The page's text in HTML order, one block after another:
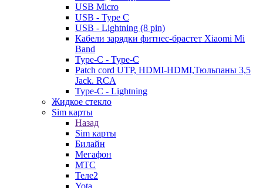
USB Micro
USB - Type C
USB - Lightning (8 pin)
Кабели зарядки фитнес-брастет Xiaomi Mi
Band
Type-C - Type-C
Patch cord UTP, HDMI-HDMI,Тюльпаны 3,5
Jack. RCA
Type-C - Lightning
Жидкое стекло
Sim карты
Назад
Sim карты
Билайн
Мегафон
МТС
Теле2
Yota